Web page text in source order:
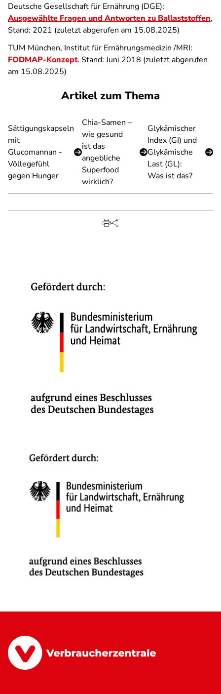
Deutsche Gesellschaft für Ernährung (DGE):
Ausgewählte Fragen und Antworten zu Ballaststoffen,
Stand: 2021 (zuletzt abgerufen am 15.08.2025)
TUM München, Institut für Ernährungsmedizin /MRI:
FODMAP-Konzept. Stand: Juni 2018 (zuletzt abgerufen
am 15.08.2025)
Artikel zum Thema
Sättigungskapseln
mit
Glucomannan -
Völlegefühl
gegen Hunger
Chia-Samen –
wie gesund
ist das
angebliche
Superfood
wirklich?
Glykämischer
Index (GI) und
Glykämische
Last (GL):
Was ist das?